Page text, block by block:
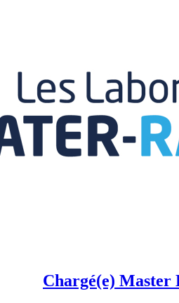
Chargé(e) Master